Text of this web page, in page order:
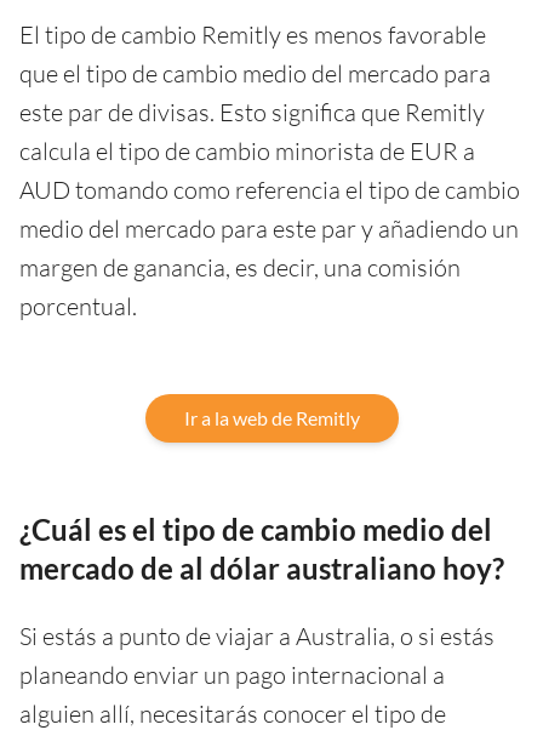
El tipo de cambio Remitly es menos favorable
que el tipo de cambio medio del mercado para
este par de divisas. Esto significa que Remitly
calcula el tipo de cambio minorista de EUR a
AUD tomando como referencia el tipo de cambio
medio del mercado para este par y añadiendo un
margen de ganancia, es decir, una comisión
porcentual.
Ir a la web de Remitly
¿Cuál es el tipo de cambio medio del
mercado de al dólar australiano hoy?
Si estás a punto de viajar a Australia, o si estás
planeando enviar un pago internacional a
alguien allí, necesitarás conocer el tipo de